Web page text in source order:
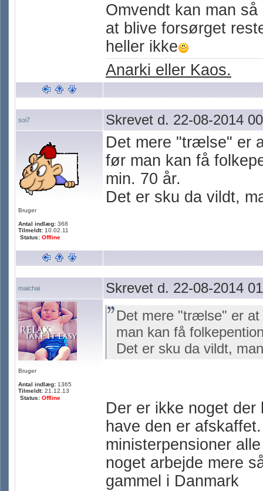
Omvendt kan man
at blive forsørget
heller ikke
Anarki eller Kaos.
soi7 Skrevet d. 22-08-2014
Bruger
Antal indlæg: 368
Tilmeldt: 10.02.11
Status: Offline
Det mere "trælse" er
før man kan få
min. 70 år.
Det er sku da vildt,
maichai Skrevet d. 22-08-2014
Bruger
Antal indlæg: 1365
Tilmeldt: 21.12.13
Status: Offline
Det mere "trælse" er at
man kan få
Det er sku da vildt,
Der er ikke noget
have den er
ministerpensioner
noget arbejde mere
gammel i Danmark